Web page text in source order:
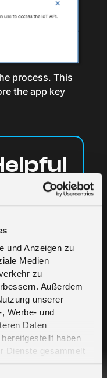
und Anzeigen zu
Medien
zu
Außerdem
unserer
Werbe- und
Daten
haben
Dienste gesammelt
process. This
the app key